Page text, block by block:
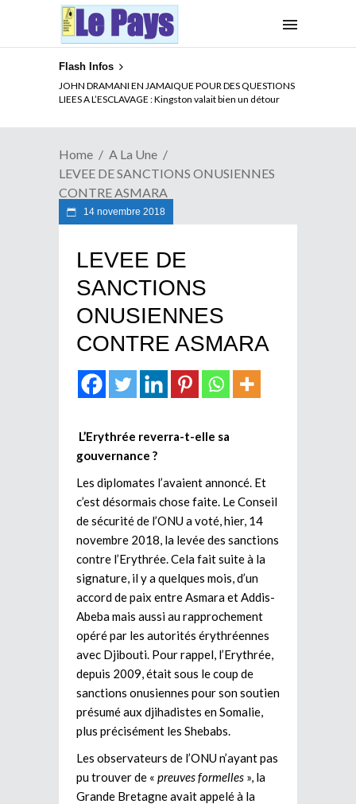
Flash Infos
JOHN DRAMANI EN JAMAIQUE POUR DES QUESTIONS
LIEES A L’ESCLAVAGE : Kingston valait bien un détour
ELECTION DE TALON A LA TETE DU SENAT BENINOIS :
Quand Patrice quitte le pouvoir sans partir !
Home
A La Une
LEVEE DE SANCTIONS ONUSIENNES
CONTRE ASMARA
14 novembre 2018
LEVEE DE
SANCTIONS
ONUSIENNES
CONTRE ASMARA
L’Erythrée reverra-t-elle sa
gouvernance ?
Les diplomates l’avaient annoncé. Et
c’est désormais chose faite. Le Conseil
de sécurité de l’ONU a voté, hier, 14
novembre 2018, la levée des sanctions
contre l’Erythrée. Cela fait suite à la
signature, il y a quelques mois, d’un
accord de paix entre Asmara et Addis-
Abeba mais aussi au rapprochement
opéré par les autorités érythréennes
avec Djibouti. Pour rappel, l’Erythrée,
depuis 2009, était sous le coup de
sanctions onusiennes pour son soutien
présumé aux djihadistes en Somalie,
plus précisément les Shebabs.
Les observateurs de l’ONU n’ayant pas
pu trouver de « preuves formelles », la
Grande Bretagne avait appelé à la